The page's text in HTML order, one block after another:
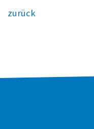
zurück